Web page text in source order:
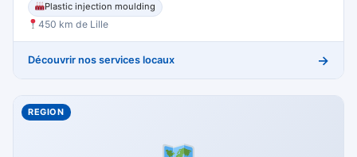
Plastic injection moulding
450 km de Lille
Découvrir nos services locaux →
REGION